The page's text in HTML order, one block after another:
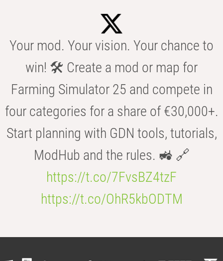
Your mod. Your vision. Your chance to
win! 🛠️ Create a mod or map for
Farming Simulator 25 and compete in
four categories for a share of €30,000+.
Start planning with GDN tools, tutorials,
ModHub and the rules. 🚜 🔗
https://t.co/7FvsBZ4tzF
https://t.co/OhR5kbODTM